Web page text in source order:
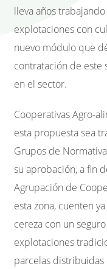
lleva años
explotaciones con
nuevo módulo que
contratación de este
en el sector.
Cooperativas Agro-
esta propuesta sea
Grupos de
su aprobación, a fin
Agrupación de
esta zona, cuenten
cereza con un
explotaciones
parcelas